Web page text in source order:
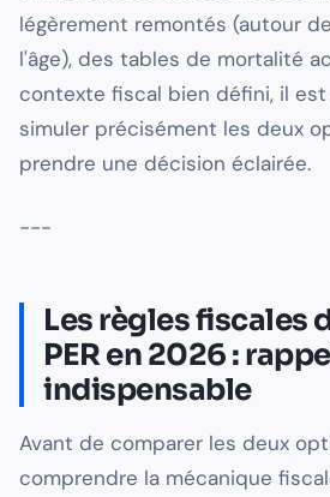
légèrement remontés (autour
l'âge), des tables de mortalité
contexte fiscal bien défini, il
simuler précisément les deux
prendre une décision éclairée.
---
Les règles fiscales
PER en 2026 :
indispensable
Avant de comparer les deux
comprendre la mécanique